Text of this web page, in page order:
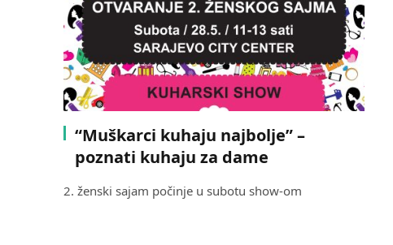
“Muškarci kuhaju najbolje” –
poznati kuhaju za dame
2. ženski sajam počinje u subotu show-om